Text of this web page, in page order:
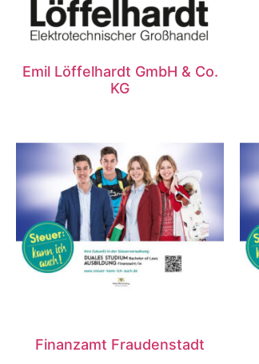
Emil Löffelhardt GmbH & Co.
KG
Finanzamt Fraudenstadt